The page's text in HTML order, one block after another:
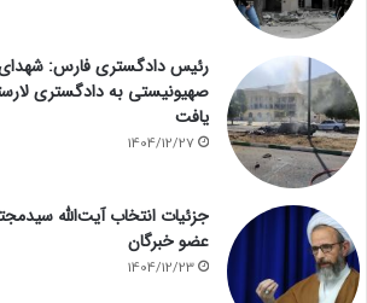
رئیس دادگستری فارس:
یافت
1404/12/27
جزئیات انتخاب آیت‌الله
عضو خبرگان
1404/12/23